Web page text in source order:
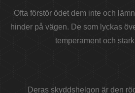
Ofta förstör ödet dem inte och
hinder på vägen. De som lyckas
temperament och
Deras skyddshelgon är den